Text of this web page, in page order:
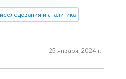
исследования и аналитика
25 января, 2024 г.